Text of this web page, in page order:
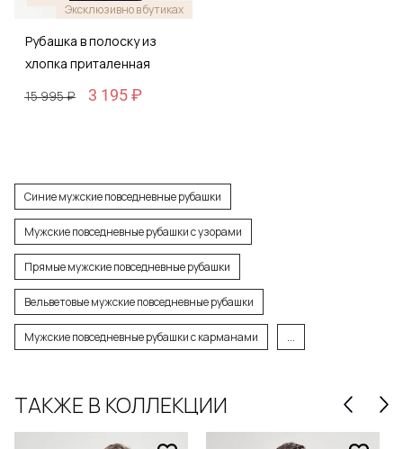
Эксклюзивно в бутиках
Рубашка в полоску из
хлопка приталенная
15 995 ₽
3 195 ₽
Синие мужские повседневные рубашки
Мужские повседневные рубашки с узорами
Прямые мужские повседневные рубашки
Вельветовые мужские повседневные рубашки
Мужские повседневные рубашки с карманами ...
ТАКЖЕ В КОЛЛЕКЦИИ